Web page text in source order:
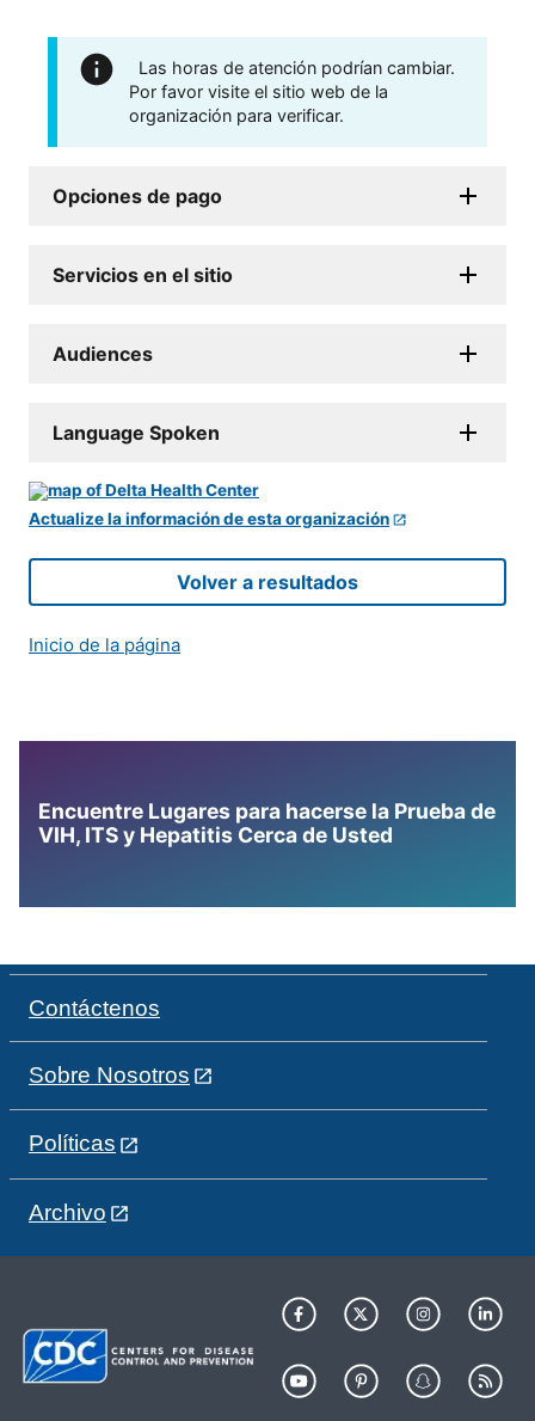
Las horas de atención podrían cambiar.
Por favor visite el sitio web de la
organización para verificar.
Opciones de pago
Servicios en el sitio
Audiences
Language Spoken
Actualize la información de esta organización
Volver a resultados
Inicio de la página
Encuentre Lugares para hacerse la Prueba de
VIH, ITS y Hepatitis Cerca de Usted
Contáctenos
Sobre Nosotros
Políticas
Archivo